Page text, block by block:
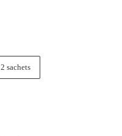
2 sachets